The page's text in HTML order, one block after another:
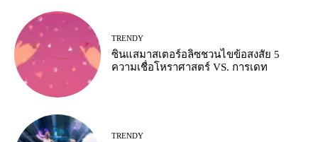
TRENDY
ซินแสมาสเตอร์อลิซชวนไขข้อสงสัย 5
ความเชื่อโหราศาสตร์ VS. การเดท
TRENDY